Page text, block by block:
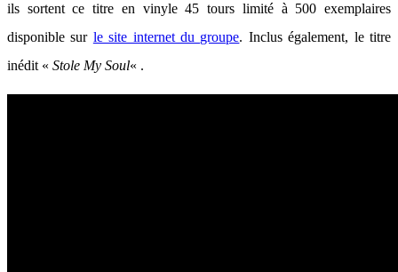
ils sortent ce titre en vinyle 45 tours limité à 500 exemplaires
disponible sur le site internet du groupe. Inclus également, le titre
inédit « Stole My Soul« .